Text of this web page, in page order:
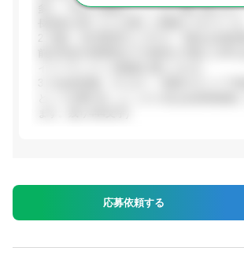
多い。年次に関係なくリーダー職に就けるケ
2. 有給・休日取得のしやすさ：有給は比較的
応募依頼する